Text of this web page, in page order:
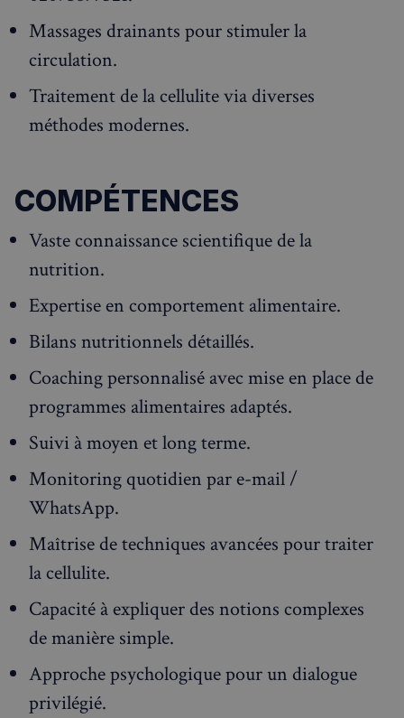
Massages drainants pour stimuler la
circulation.
Traitement de la cellulite via diverses
méthodes modernes.
COMPÉTENCES
Vaste connaissance scientifique de la
nutrition.
Expertise en comportement alimentaire.
Bilans nutritionnels détaillés.
Coaching personnalisé avec mise en place de
programmes alimentaires adaptés.
Suivi à moyen et long terme.
Monitoring quotidien par e-mail /
WhatsApp.
Maîtrise de techniques avancées pour traiter
la cellulite.
Capacité à expliquer des notions complexes
de manière simple.
Approche psychologique pour un dialogue
privilégié.